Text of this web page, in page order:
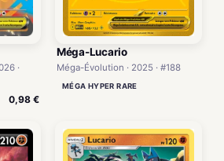
·
0,98 €
Méga-Lucario
Méga-Évolution · 2025 · #188
MÉGA HYPER RARE